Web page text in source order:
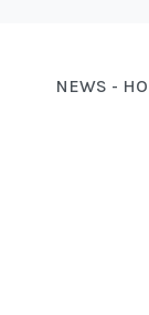
NEWS -